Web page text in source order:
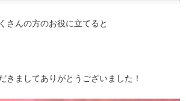
さんの方のお役に立てると
きましてありがとうございました！